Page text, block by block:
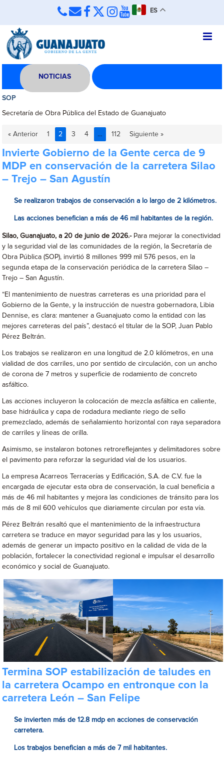
ES
NOTICIAS
SOP
Secretaría de Obra Pública del Estado de Guanajuato
« Anterior 1 2 3 4 … 112 Siguiente »
Invierte Gobierno de la Gente cerca de 9
MDP en conservación de la carretera Silao
– Trejo – San Agustín
Se realizaron trabajos de conservación a lo largo de 2 kilómetros.
Las acciones benefician a más de 46 mil habitantes de la región.
Silao, Guanajuato, a 20 de junio de 2026.- Para mejorar la conectividad
y la seguridad vial de las comunidades de la región, la Secretaría de
Obra Pública (SOP), invirtió 8 millones 999 mil 576 pesos, en la
segunda etapa de la conservación periódica de la carretera Silao –
Trejo – San Agustín.
“El mantenimiento de nuestras carreteras es una prioridad para el
Gobierno de la Gente, y la instrucción de nuestra gobernadora, Libia
Dennise, es clara: mantener a Guanajuato como la entidad con las
mejores carreteras del país”, destacó el titular de la SOP, Juan Pablo
Pérez Beltrán.
Los trabajos se realizaron en una longitud de 2.0 kilómetros, en una
vialidad de dos carriles, uno por sentido de circulación, con un ancho
de corona de 7 metros y superficie de rodamiento de concreto
asfáltico.
Las acciones incluyeron la colocación de mezcla asfáltica en caliente,
base hidráulica y capa de rodadura mediante riego de sello
premezclado, además de señalamiento horizontal con raya separadora
de carriles y líneas de orilla.
Asimismo, se instalaron botones retroreflejantes y delimitadores sobre
el pavimento para reforzar la seguridad vial de los usuarios.
La empresa Acarreos Terracerías y Edificación, S.A. de C.V. fue la
encargada de ejecutar esta obra de conservación, la cual beneficia a
más de 46 mil habitantes y mejora las condiciones de tránsito para los
más de 8 mil 600 vehículos que diariamente circulan por esta vía.
Pérez Beltrán resaltó que el mantenimiento de la infraestructura
carretera se traduce en mayor seguridad para las y los usuarios,
además de generar un impacto positivo en la calidad de vida de la
población, fortalecer la conectividad regional e impulsar el desarrollo
económico y social de Guanajuato.
Termina SOP estabilización de taludes en
la carretera Ocampo en entronque con la
carretera León – San Felipe
Se invierten más de 12.8 mdp en acciones de conservación
carretera.
Los trabajos benefician a más de 7 mil habitantes.